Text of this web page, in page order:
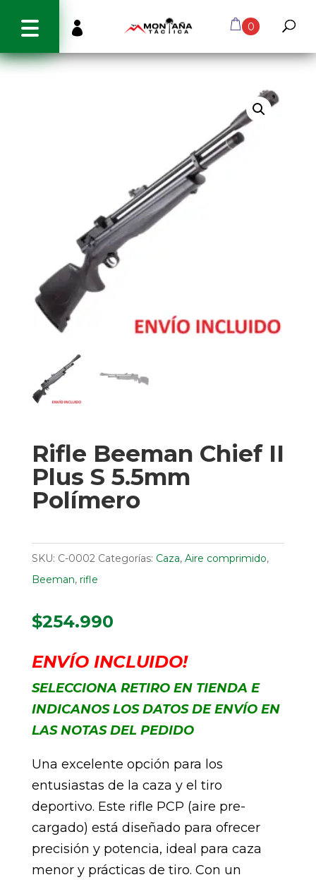
0

Rifle Beeman Chief II
Plus S 5.5mm
Polímero
SKU: C-0002 Categorías: Caza, Aire comprimido,
Beeman, rifle
$254.990
ENVÍO INCLUIDO!
SELECCIONA RETIRO EN TIENDA E
INDICANOS LOS DATOS DE ENVÍO EN
LAS NOTAS DEL PEDIDO
Una excelente opción para los
entusiastas de la caza y el tiro
deportivo. Este rifle PCP (aire pre-
cargado) está diseñado para ofrecer
precisión y potencia, ideal para caza
menor y prácticas de tiro. Con un